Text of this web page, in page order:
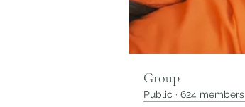
Group
Public · 624 members